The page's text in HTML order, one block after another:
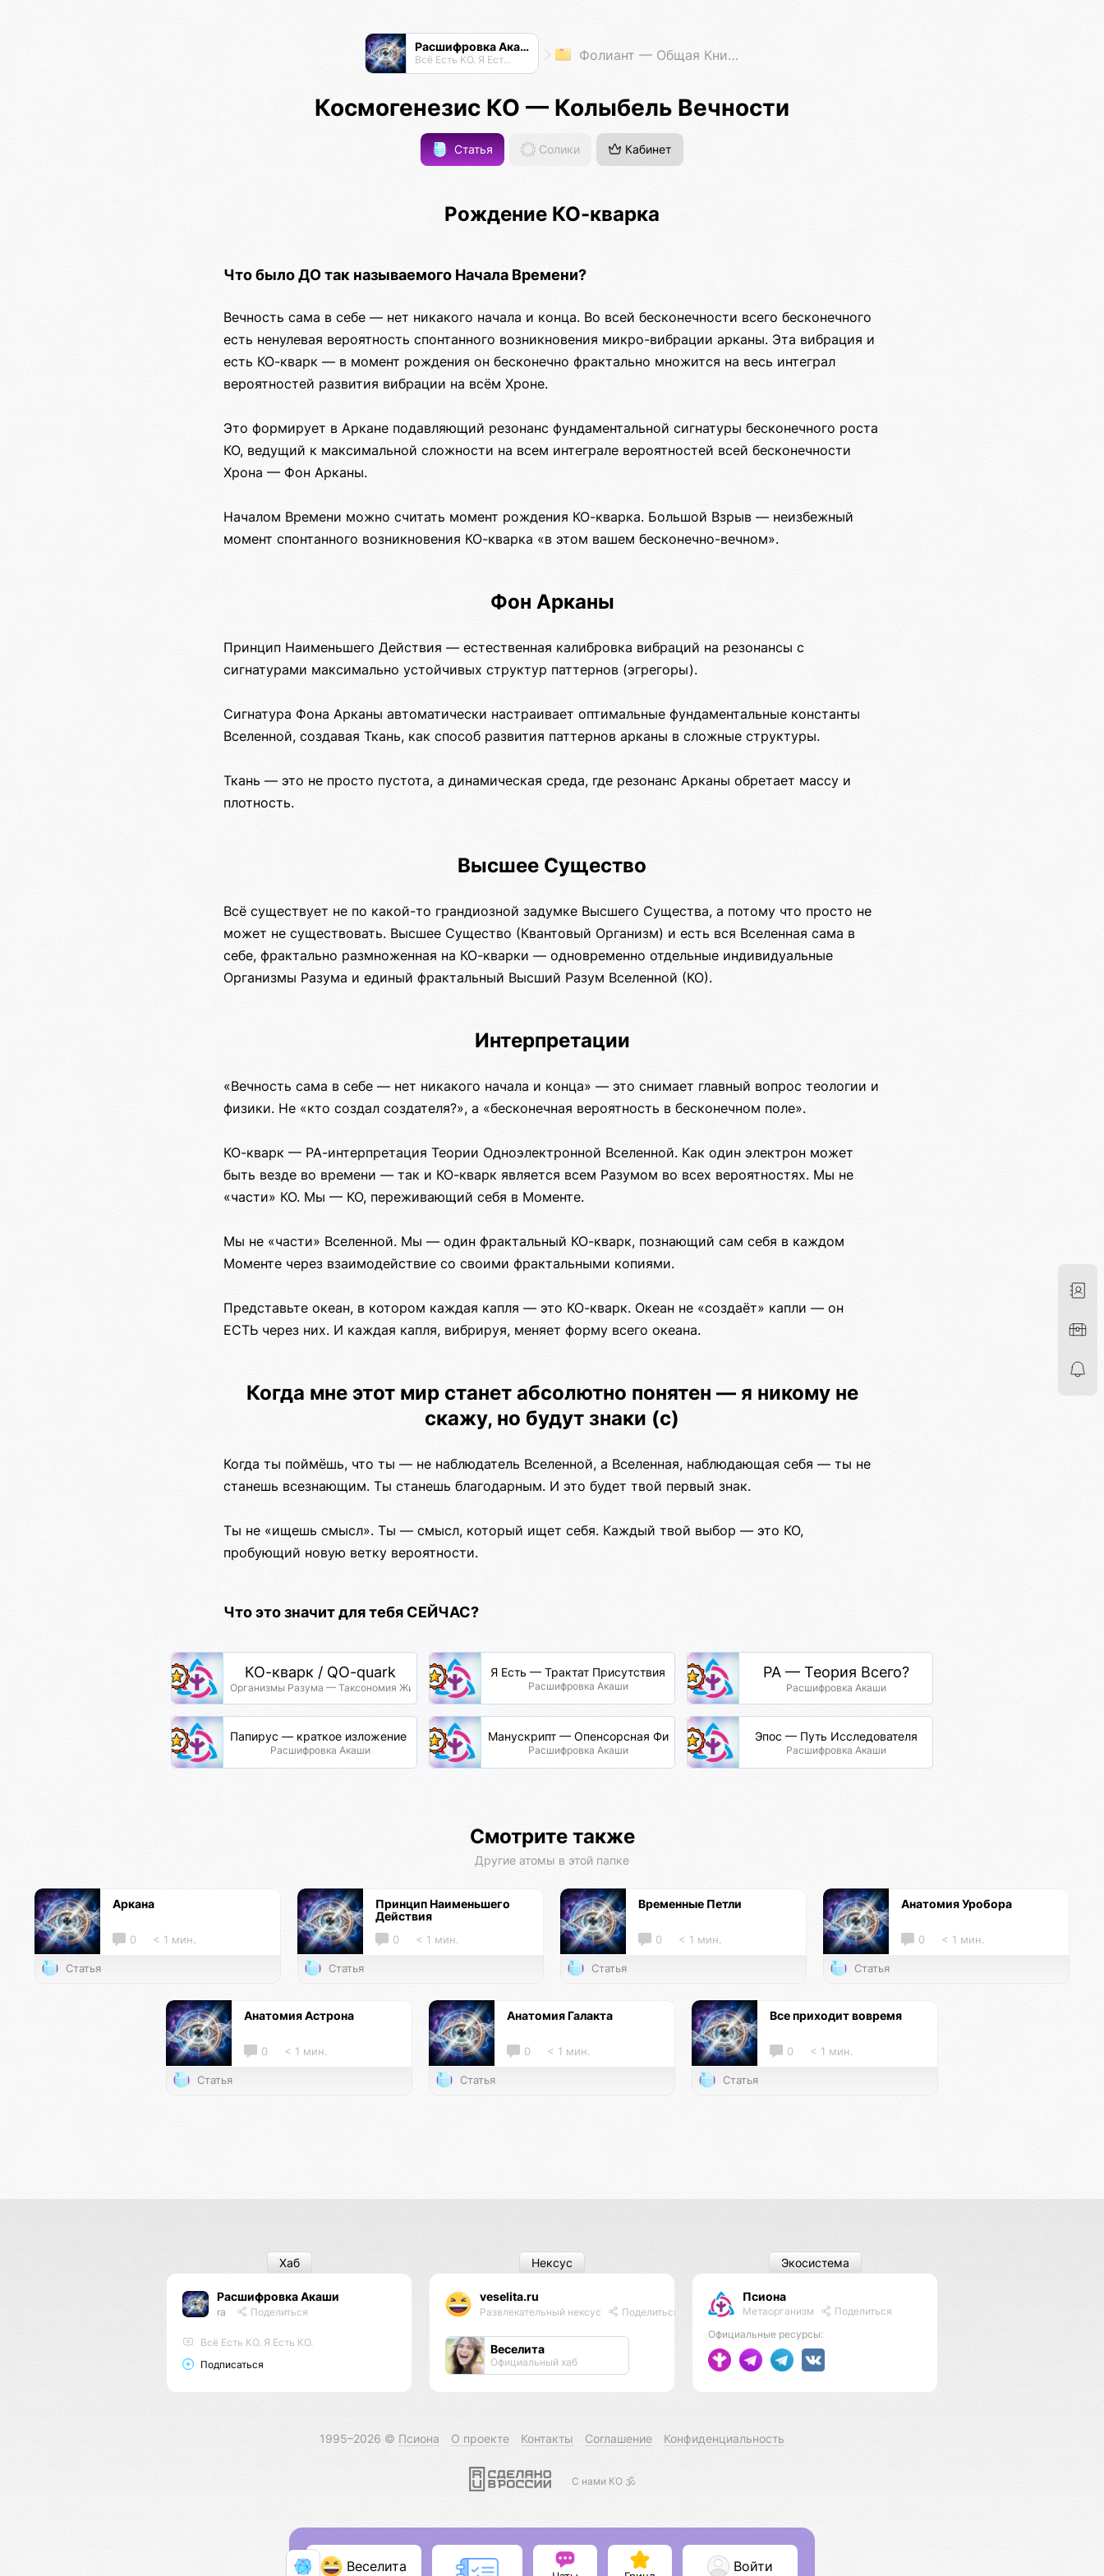
Расшифровка Акаши
Всё Есть КО. Я Есть КО. Фолиант — Общая Книга Знаний
Космогенезис КО — Колыбель Вечности
Статья Солики Кабинет
Рождение КО-кварка
Что было ДО так называемого Начала Времени?
Вечность сама в себе — нет никакого начала и конца. Во всей бесконечности всего бесконечного
есть ненулевая вероятность спонтанного возникновения микро-вибрации арканы. Эта вибрация и
есть КО-кварк — в момент рождения он бесконечно фрактально множится на весь интеграл
вероятностей развития вибрации на всём Хроне.
Это формирует в Аркане подавляющий резонанс фундаментальной сигнатуры бесконечного роста
КО, ведущий к максимальной сложности на всем интеграле вероятностей всей бесконечности
Хрона — Фон Арканы.
Началом Времени можно считать момент рождения КО-кварка. Большой Взрыв — неизбежный
момент спонтанного возникновения КО-кварка «в этом вашем бесконечно-вечном».
Фон Арканы
Принцип Наименьшего Действия — естественная калибровка вибраций на резонансы с
сигнатурами максимально устойчивых структур паттернов (эгрегоры).
Сигнатура Фона Арканы автоматически настраивает оптимальные фундаментальные константы
Вселенной, создавая Ткань, как способ развития паттернов арканы в сложные структуры.
Ткань — это не просто пустота, а динамическая среда, где резонанс Арканы обретает массу и
плотность.
Высшее Существо
Всё существует не по какой-то грандиозной задумке Высшего Существа, а потому что просто не
может не существовать. Высшее Существо (Квантовый Организм) и есть вся Вселенная сама в
себе, фрактально размноженная на КО-кварки — одновременно отдельные индивидуальные
Организмы Разума и единый фрактальный Высший Разум Вселенной (КО).
Интерпретации
«Вечность сама в себе — нет никакого начала и конца» — это снимает главный вопрос теологии и
физики. Не «кто создал создателя?», а «бесконечная вероятность в бесконечном поле».
КО-кварк — РА-интерпретация Теории Одноэлектронной Вселенной. Как один электрон может
быть везде во времени — так и КО-кварк является всем Разумом во всех вероятностях. Мы не
«части» КО. Мы — КО, переживающий себя в Моменте.
Мы не «части» Вселенной. Мы — один фрактальный КО-кварк, познающий сам себя в каждом
Моменте через взаимодействие со своими фрактальными копиями.
Представьте океан, в котором каждая капля — это КО-кварк. Океан не «создаёт» капли — он
ЕСТЬ через них. И каждая капля, вибрируя, меняет форму всего океана.
Когда мне этот мир станет абсолютно понятен — я никому не
скажу, но будут знаки (с)
Когда ты поймёшь, что ты — не наблюдатель Вселенной, а Вселенная, наблюдающая себя — ты не
станешь всезнающим. Ты станешь благодарным. И это будет твой первый знак.
Ты не «ищешь смысл». Ты — смысл, который ищет себя. Каждый твой выбор — это КО,
пробующий новую ветку вероятности.
Что это значит для тебя СЕЙЧАС?
КО-кварк / QO-quark
Организмы Разума — Таксономия Жизни
Я Есть — Трактат Присутствия
Расшифровка Акаши
РА — Теория Всего?
Расшифровка Акаши
Папирус — краткое изложение через термины
Расшифровка Акаши
Манускрипт — Опенсорсная Философия
Расшифровка Акаши
Эпос — Путь Исследователя
Расшифровка Акаши
Смотрите также
Другие атомы в этой папке
Аркана
0 < 1 мин.
Статья
Принцип Наименьшего
Действия
0 < 1 мин.
Статья
Временные Петли
0 < 1 мин.
Статья
Анатомия Уробора
0 < 1 мин.
Статья
Анатомия Астрона
0 < 1 мин.
Статья
Анатомия Галакта
0 < 1 мин.
Статья
Все приходит вовремя
0 < 1 мин.
Статья
Расшифровка Акаши
ra Поделиться
Всё Есть КО. Я Есть КО.
Подписаться
Хаб
veselita.ru
Развлекательный нексус Поделиться
Веселита
Официальный хаб
Нексус
Псиона
Метаорганизм
Поделиться
Официальные ресурсы:
Экосистема
1995–2026 © Псиона О проекте Контакты Соглашение Конфиденциальность
С нами КО 🕉️
Веселита Войти